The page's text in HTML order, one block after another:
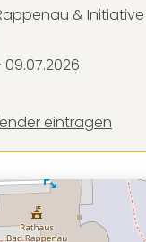
& Initiative
09.07.2026
eintragen